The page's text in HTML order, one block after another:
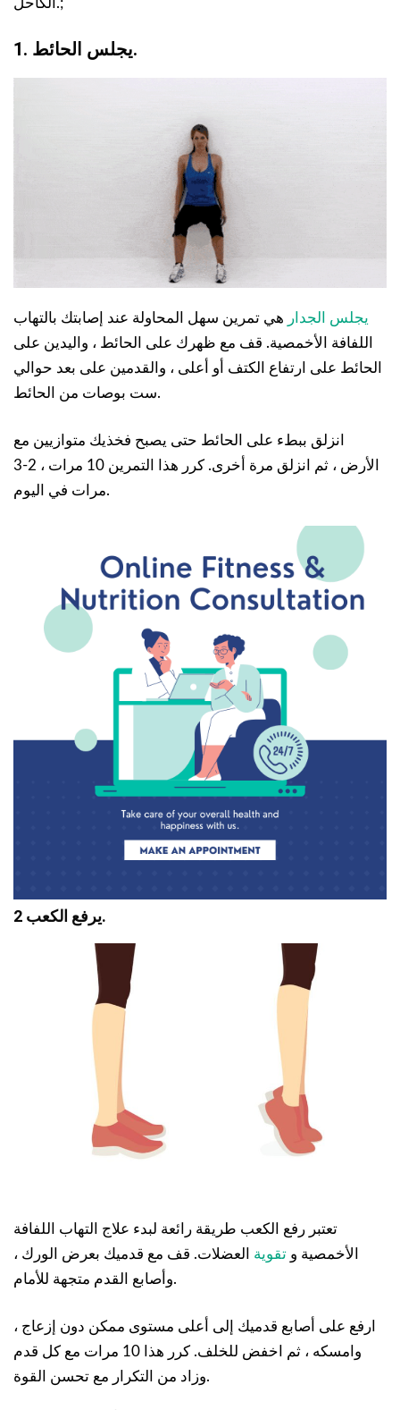
1. يجلس الحائط.
يجلس الجدار هي تمرين سهل المحاولة عند إصابتك بالتهاب
اللفافة الأخمصية. قف مع ظهرك على الحائط ، واليدين على
الحائط على ارتفاع الكتف أو أعلى ، والقدمين على بعد حوالي
ست بوصات من الحائط.
انزلق ببطء على الحائط حتى يصبح فخذيك متوازيين مع
الأرض ، ثم انزلق مرة أخرى. كرر هذا التمرين 10 مرات ، 2-3
مرات في اليوم.
2 يرفع الكعب.
تعتبر رفع الكعب طريقة رائعة لبدء علاج التهاب اللفافة
الأخمصية و تقوية
العضلات. قف مع قدميك بعرض الورك ،
وأصابع القدم متجهة للأمام.
ارفع على أصابع قدميك إلى أعلى مستوى ممكن دون إزعاج ،
وامسكه ، ثم اخفض للخلف. كرر هذا 10 مرات مع كل قدم
وزاد من التكرار مع تحسن القوة.